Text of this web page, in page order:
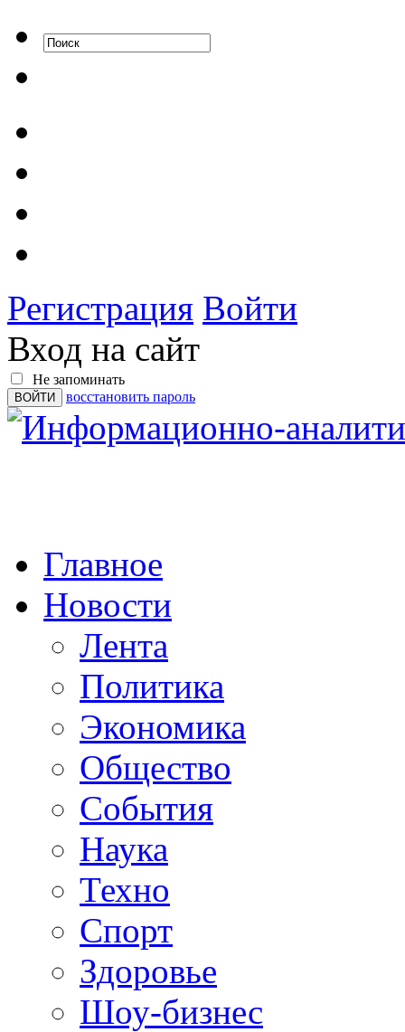
Регистрация Войти
Вход на сайт
Не запоминать
восстановить пароль
Главное
Новости
Лента
Политика
Экономика
Общество
События
Наука
Техно
Спорт
Здоровье
Шоу-бизнес